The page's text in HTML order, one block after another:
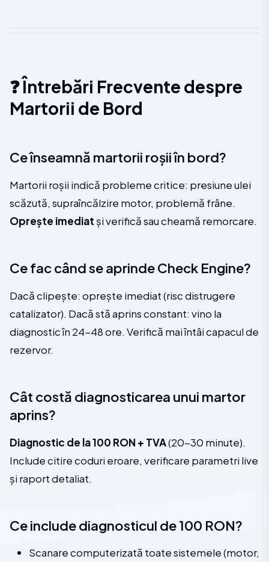
❓ Întrebări Frecvente despre
Martorii de Bord
Ce înseamnă martorii roșii în bord?
Martorii roșii indică probleme critice: presiune ulei
scăzută, supraîncălzire motor, problemă frâne.
Oprește imediat și verifică sau cheamă remorcare.
Ce fac când se aprinde Check Engine?
Dacă clipește: oprește imediat (risc distrugere
catalizator). Dacă stă aprins constant: vino la
diagnostic în 24-48 ore. Verifică mai întâi capacul de
rezervor.
Cât costă diagnosticarea unui martor
aprins?
Diagnostic de la 100 RON + TVA(20-30 minute).
Include citire coduri eroare, verificare parametri live
și raport detaliat.
Ce include diagnosticul de 100 RON?
Scanare computerizată toate sistemele (motor,